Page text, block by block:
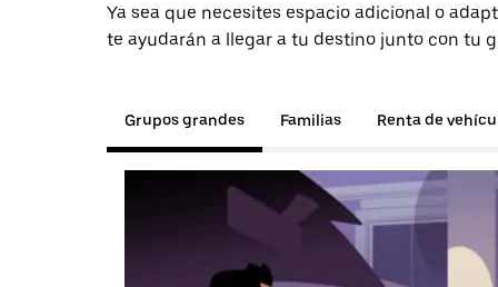
Ya sea que necesites espacio adicional o
te ayudarán a llegar a tu destino junto con tu
Grupos grandes Familias Renta de